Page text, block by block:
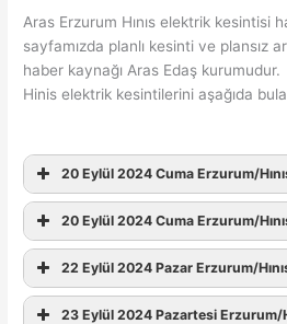
Aras Erzurum Hınıs elektrik kesintisi
sayfamızda planlı kesinti ve plansız
haber kaynağı Aras Edaş kurumudur.
Hinis elektrik kesintilerini aşağıda
20 Eylül 2024 Cuma Erzurum/
20 Eylül 2024 Cuma Erzurum/
22 Eylül 2024 Pazar Erzurum/
23 Eylül 2024 Pazartesi Erzurum/